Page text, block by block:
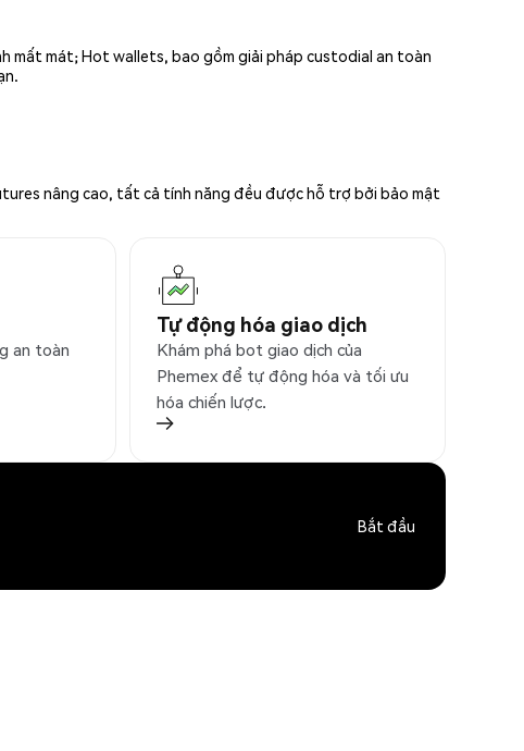
mất mát; Hot wallets, bao gồm giải pháp custodial an toàn
nâng cao, tất cả tính năng đều được hỗ trợ bởi bảo mật
an toàn
Tự động hóa giao dịch
Khám phá bot giao dịch của
Phemex để tự động hóa và tối ưu
hóa chiến lược.
Bắt đầu